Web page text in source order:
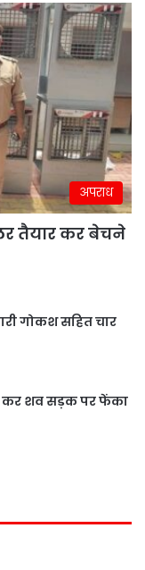
अपराध
तैयार कर बेचने
गोकश सहित चार
कर शव सड़क पर फेंका